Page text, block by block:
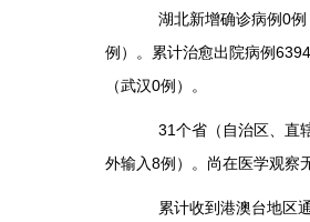
湖北新增确诊病例0例（
例）。累计治愈出院病例
（武汉0例）。
31个省（自治区、直辖
外输入8例）。尚在医学观察
累计收到港澳台地区通